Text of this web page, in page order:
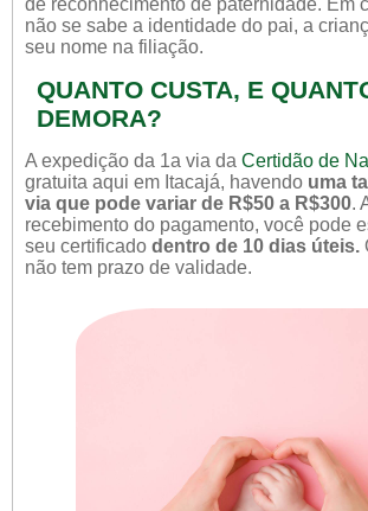
de reconhecimento de paternidade. Em
não se sabe a identidade do pai, a
seu nome na filiação.
QUANTO CUSTA, E
DEMORA?
A expedição da 1a via da Certidão de
gratuita aqui em Itacajá, havendo uma
via que pode variar de R$50 a R$300.
recebimento do pagamento, você pode
seu certificado dentro de 10 dias úteis.
não tem prazo de validade.